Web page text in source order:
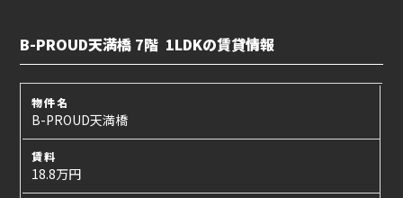
B-PROUD天満橋 7階 1LDKの賃貸情報
物件名
B-PROUD天満橋
賃料
18.8万円